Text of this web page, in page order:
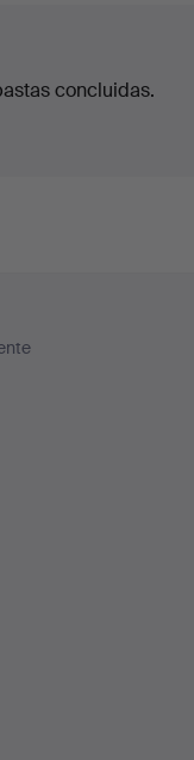
concluidas.